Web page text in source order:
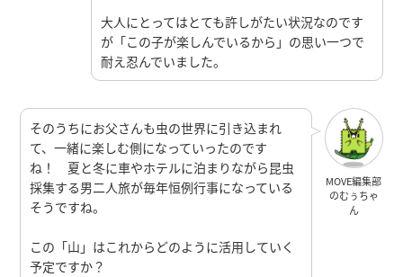
大人にとってはとても許しがたい状況なのです
が「この子が楽しんでいるから」の思い一つで
耐え忍んでいました。
MOVE編集部
のむぅちゃ
ん
そのうちにお父さんも虫の世界に引き込まれ
て、一緒に楽しむ側になっていったのです
ね！ 夏と冬に車やホテルに泊まりながら昆虫
採集する男二人旅が毎年恒例行事になっている
そうですね。
この「山」はこれからどのように活用していく
予定ですか？